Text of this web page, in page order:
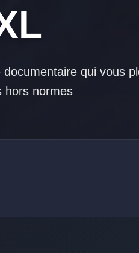
qui vous
hors normes